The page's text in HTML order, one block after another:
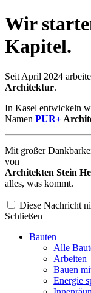
Wir
Kapitel.
Seit April 2024
Architektur.
In Kasel entwickeln
Namen PUR+
Mit großer
von
Architekten Stein
alles, was kommt.
Diese Nachricht
Schließen
Bauten
Alle
Arbeiten
Bauen
Energie